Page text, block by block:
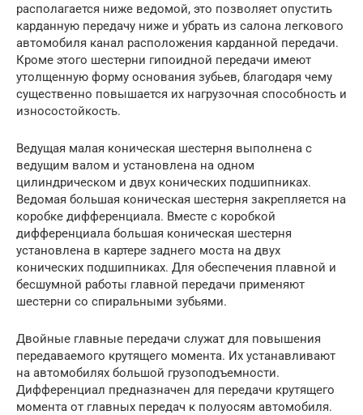
располагается ниже ведомой, это позволяет опустить
карданную передачу ниже и убрать из салона легкового
автомобиля канал расположения карданной передачи.
Кроме этого шестерни гипоидной передачи имеют
утолщенную форму основания зубьев, благодаря чему
существенно повышается их нагрузочная способность и
износостойкость.
Ведущая малая коническая шестерня выполнена с
ведущим валом и установлена на одном
цилиндрическом и двух конических подшипниках.
Ведомая большая коническая шестерня закрепляется на
коробке дифференциала. Вместе с коробкой
дифференциала большая коническая шестерня
установлена в картере заднего моста на двух
конических подшипниках. Для обеспечения плавной и
бесшумной работы главной передачи применяют
шестерни со спиральными зубьями.
Двойные главные передачи служат для повышения
передаваемого крутящего момента. Их устанавливают
на автомобилях большой грузоподъемности.
Дифференциал предназначен для передачи крутящего
момента от главных передач к полуосям автомобиля.